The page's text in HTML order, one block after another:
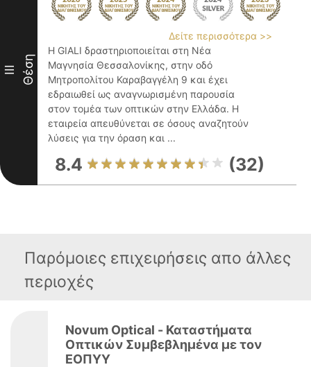
III Θέση
Δείτε περισσότερα >>
Η GIALI δραστηριοποιείται στη Νέα
Μαγνησία Θεσσαλονίκης, στην οδό
Μητροπολίτου Καραβαγγέλη 9 και έχει
εδραιωθεί ως αναγνωρισμένη παρουσία
στον τομέα των οπτικών στην Ελλάδα. Η
εταιρεία απευθύνεται σε όσους αναζητούν
λύσεις για την όραση και ...
8.4 (32)
Παρόμοιες επιχειρήσεις απο άλλες
περιοχές
Novum Optical - Καταστήματα
Οπτικών Συμβεβλημένα με τον
ΕΟΠΥΥ